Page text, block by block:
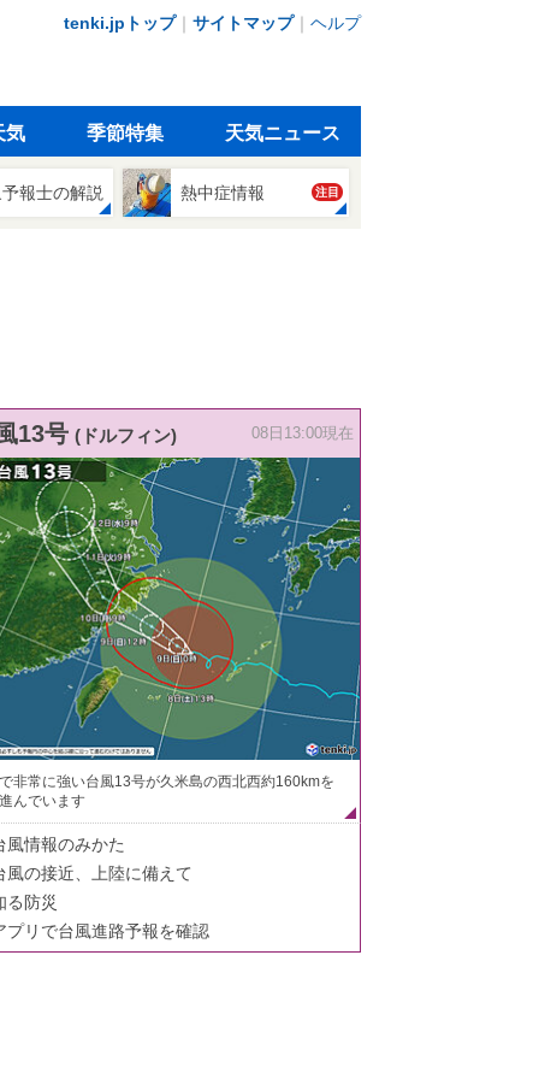
tenki.jpトップ｜ サイトマップ｜ ヘルプ
気 季節特集 天気ニュース
報士の解説 熱中症情報 注目
13号 (ドルフィン) 08日13:00現在
非常に強い台風13号が久米島の西北西約160kmを
んでいます
風情報のみかた
風の接近、上陸に備えて
る防災
プリで台風進路予報を確認